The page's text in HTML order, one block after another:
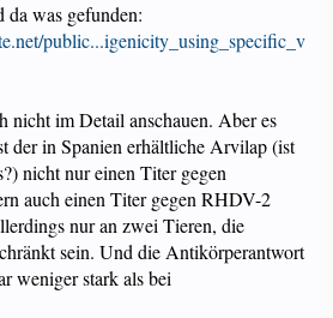
da was gefunden:
public...igenicity_using_specific_v
nicht im Detail anschauen. Aber es
der in Spanien erhältliche Arvilap (ist
nicht nur einen Titer gegen
auch einen Titer gegen RHDV-2
nur an zwei Tieren, die
sein. Und die Antikörperantwort
weniger stark als bei